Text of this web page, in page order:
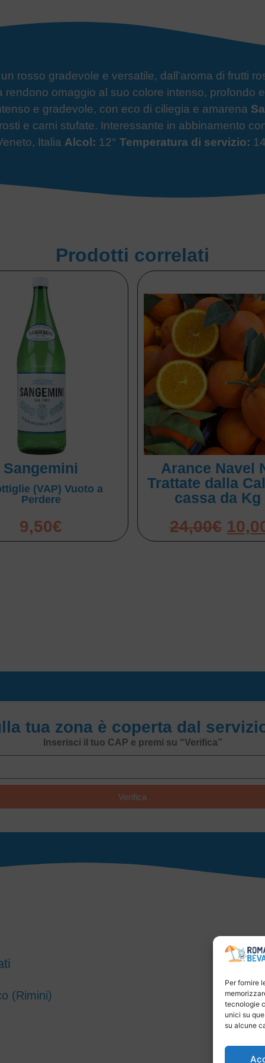
Per fornire
tecnologie
unici su
su alcune
rosso gradevole e versatile, dall’aroma di frutti
rendono omaggio al suo colore intenso, profondo
e gradevole, con eco di ciliegia e amarena
e carni stufate. Interessante in abbinamento
Italia Alcol: 12° Temperatura di servizio:
Prodotti correlati
Sangemini
(VAP) Vuoto a
Perdere
9,50€
Arance Navel
Trattate dalla
cassa da Kg
24,00€
tua zona è coperta dal
Inserisci il tuo CAP e premi su “Verifica”
Verifica
(Rimini)